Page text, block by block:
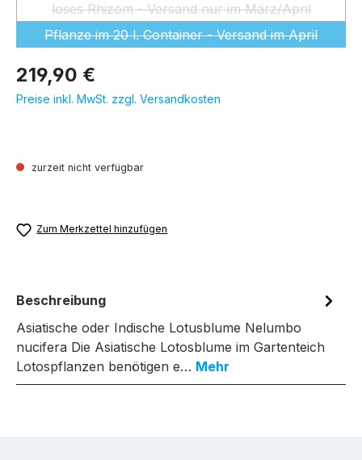
219,90 €
Preise inkl. MwSt. zzgl. Versandkosten
zurzeit nicht verfügbar
loses Rhizom - Versand nur im März/April
(Diese Option ist zurzeit nicht
Pflanze im 20 l. Container - Versand im April
(Diese Option ist zurzeit nicht
Zum Merkzettel hinzufügen
Beschreibung
Asiatische oder Indische Lotusblume Nelumbo
nucifera Die Asiatische Lotosblume im Gartenteich
Lotospflanzen benötigen e… Mehr